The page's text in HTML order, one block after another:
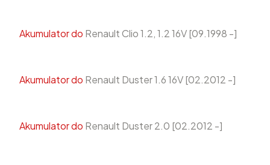
Akumulator do Renault Clio 1.2, 1.2 16V [09.1998 -]
Akumulator do Renault Duster 1.6 16V [02.2012 -]
Akumulator do Renault Duster 2.0 [02.2012 -]